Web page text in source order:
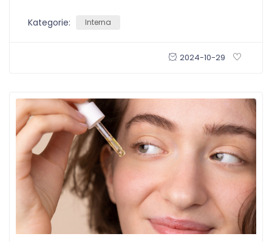
Kategorie: Interna
2024-10-29